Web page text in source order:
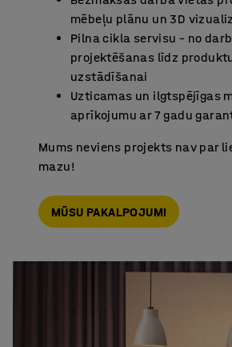
mēbeļu plānu un 3D
Pilna cikla servisu – no
projektēšanas līdz
uzstādīšanai
Uzticamas un ilgtspējīgas
aprīkojumu ar 7 gadu
Mums neviens projekts nav par
mazu!
MŪSU PAKALPOJUMI